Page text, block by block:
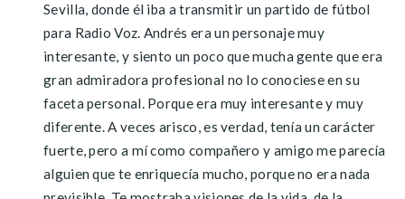
Sevilla, donde él iba a transmitir un partido de fútbol
para Radio Voz. Andrés era un personaje muy
interesante, y siento un poco que mucha gente que era
gran admiradora profesional no lo conociese en su
faceta personal. Porque era muy interesante y muy
diferente. A veces arisco, es verdad, tenía un carácter
fuerte, pero a mí como compañero y amigo me parecía
alguien que te enriquecía mucho, porque no era nada